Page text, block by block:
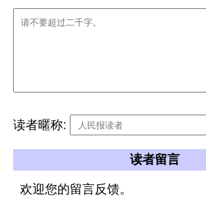
读者暱称:
读者留言
欢迎您的留言反馈。